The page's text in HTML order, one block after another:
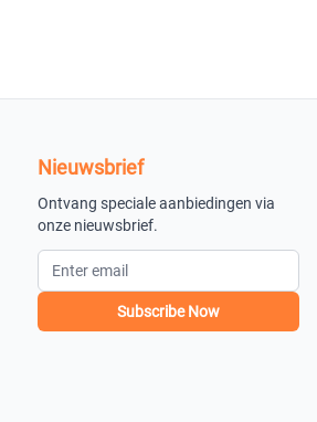
Nieuwsbrief
Ontvang speciale aanbiedingen via
onze nieuwsbrief.
Subscribe Now